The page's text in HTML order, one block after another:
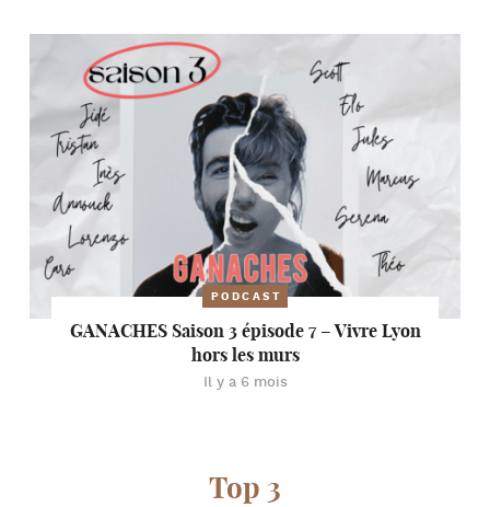
PODCAST
GANACHES Saison 3 épisode 7 – Vivre Lyon
hors les murs
Il y a 6 mois
Top 3